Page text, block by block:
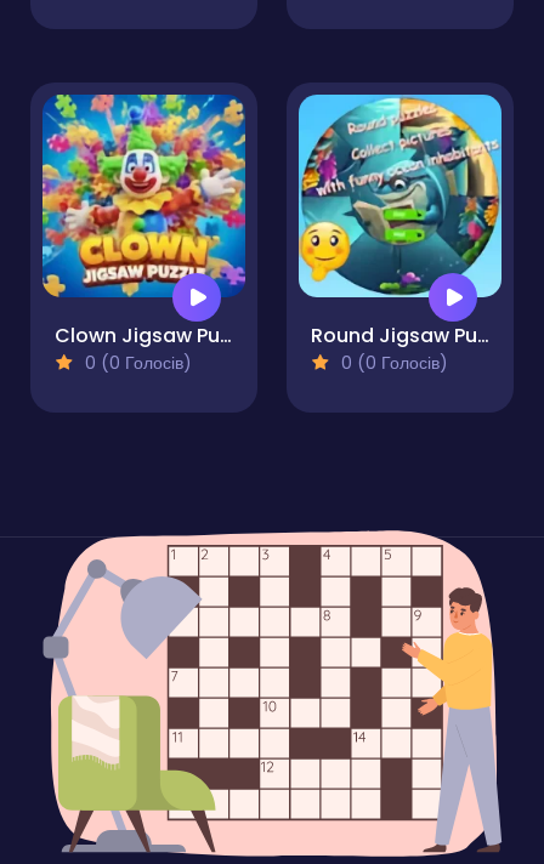
Clown Jigsaw Puzzle
0 (0 Голосів)
Round Jigsaw Puzzle Collect Pictures of Funny Ocean Inhabitants
0 (0 Голосів)